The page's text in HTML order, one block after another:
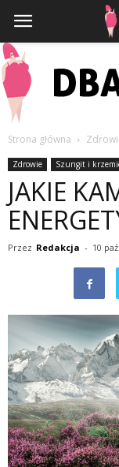
Strona główna
Zdrowie Szungit i
JAKIE
Przez Redakcja - 10